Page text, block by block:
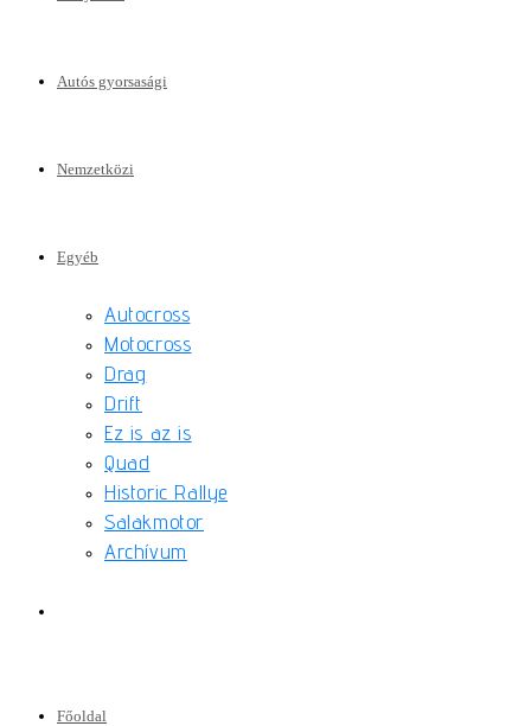
Autós gyorsasági
Nemzetközi
Egyéb
Autocross
Motocross
Drag
Drift
Ez is az is
Quad
Historic Rallye
Salakmotor
Archívum
Főoldal